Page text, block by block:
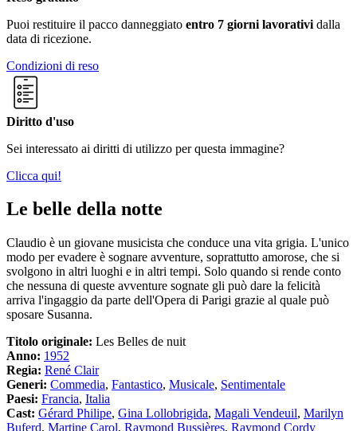
Puoi restituire il pacco danneggiato entro 7 giorni lavorativi dalla
data di ricezione.
Condizioni di reso
Diritto d'uso
Sei interessato ai diritti di utilizzo per questa immagine?
Clicca qui!
Le belle della notte
Claudio è un giovane musicista che conduce una vita grigia. L'unico
modo per evadere è sognare avventure, soprattutto amorose, che si
svolgono in altri luoghi e in altri tempi. Solo quando si rende conto
che nessuna di queste avventure sognate gli può dare la felicità
arriva l'ingaggio da parte dell'Opera di Parigi grazie al quale può
sposare Susanna.
Titolo originale: Les Belles de nuit
Anno: 1952
Regia: René Clair
Generi: Commedia, Fantastico, Musicale, Sentimentale
Paesi: Francia, Italia
Cast: Gérard Philipe, Gina Lollobrigida, Magali Vendeuil, Marilyn
Buferd, Martine Carol, Raymond Bussières, Raymond Cordy